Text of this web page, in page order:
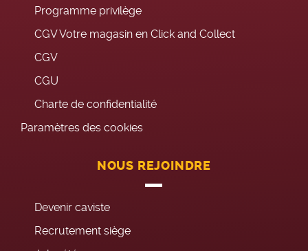
Programme privilège
CGV Votre magasin en Click and Collect
CGV
CGU
Charte de confidentialité
Paramètres des cookies
NOUS REJOINDRE
Devenir caviste
Recrutement siège